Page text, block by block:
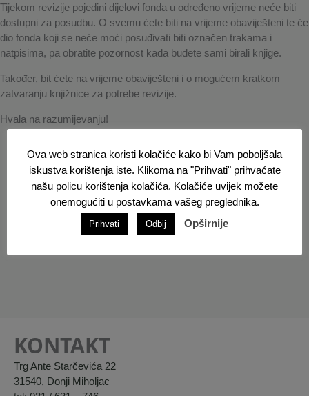
Tijekom revizije pojedini dijelovi fonda u određeno vrijeme neće biti
dostupni za posudbu. O svemu ćete biti na vrijeme obaviješteni te će
dio fonda koji se neće moći posuđivati biti označen trakama i
natpisima, pa obratite pozornost kada budete sami birali knjige.
Također, bit ćete na vrijeme obaviješteni i o mogućem kratkom
zatvaranju knjižnice za potrebe revizije.
Hvala na razumijevanju!
KONTAKT
Trg Ante Starčevića 22
31540, Donji Miholjac
Ova web stranica koristi kolačiće kako bi Vam poboljšala
iskustva korištenja iste. Klikoma na "Prihvati" prihvaćate
našu policu korištenja kolačića. Kolačiće uvijek možete
onemogućiti u postavkama vašeg preglednika.
Prihvati Odbij Opširnije